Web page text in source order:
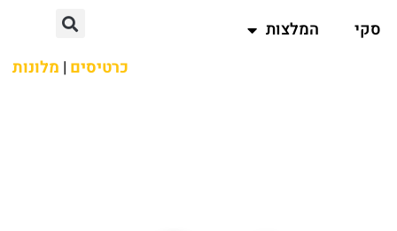
סקי
המלצות
כרטיסים | מלונות